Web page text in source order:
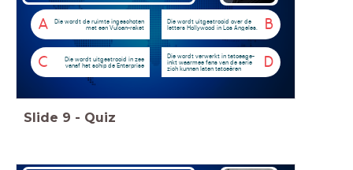
A
Die wordt de ruimte ingeschoten
met een Vulcan-raket
B
Die wordt uitgestrooid over de
letters Hollywood in Los Angeles.
C
Die wordt uitgestrooid in zee
vanaf het schip de Enterprise
D
Die wordt verwerkt in tatoeage-
inkt waarmee fans van de serie
zich kunnen laten tatoeëren
Slide 9 - Quiz